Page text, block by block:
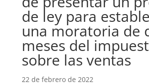
de ley para
una moratoria de
meses del
sobre las ventas
22 de febrero de 2022